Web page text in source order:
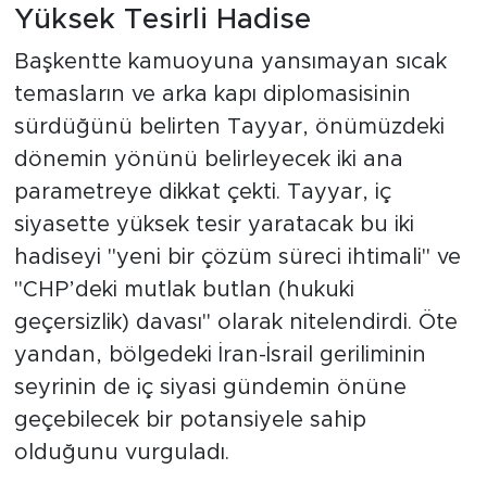
Yüksek Tesirli Hadise
Başkentte kamuoyuna yansımayan sıcak
temasların ve arka kapı diplomasisinin
sürdüğünü belirten Tayyar, önümüzdeki
dönemin yönünü belirleyecek iki ana
parametreye dikkat çekti. Tayyar, iç
siyasette yüksek tesir yaratacak bu iki
hadiseyi "yeni bir çözüm süreci ihtimali" ve
"CHP’deki mutlak butlan (hukuki
geçersizlik) davası" olarak nitelendirdi. Öte
yandan, bölgedeki İran-İsrail geriliminin
seyrinin de iç siyasi gündemin önüne
geçebilecek bir potansiyele sahip
olduğunu vurguladı.